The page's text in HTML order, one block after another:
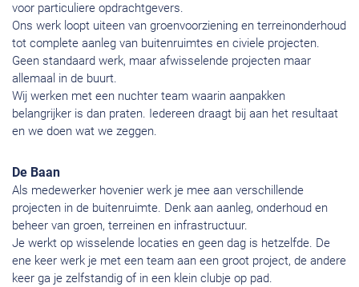
voor particuliere opdrachtgevers.
Ons werk loopt uiteen van groenvoorziening en terreinonderhoud
tot complete aanleg van buitenruimtes en civiele projecten.
Geen standaard werk, maar afwisselende projecten maar
allemaal in de buurt.
Wij werken met een nuchter team waarin aanpakken
belangrijker is dan praten. Iedereen draagt bij aan het resultaat
en we doen wat we zeggen.
De Baan
Als medewerker hovenier werk je mee aan verschillende
projecten in de buitenruimte. Denk aan aanleg, onderhoud en
beheer van groen, terreinen en infrastructuur.
Je werkt op wisselende locaties en geen dag is hetzelfde. De
ene keer werk je met een team aan een groot project, de andere
keer ga je zelfstandig of in een klein clubje op pad.